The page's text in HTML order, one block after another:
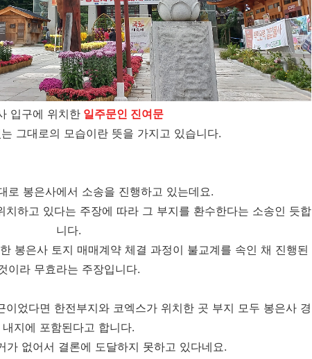
입구에 위치한 일주문인 진여문
그대로의 모습이란 뜻을 가지고 있습니다.
로 봉은사에서 소송을 진행하고 있는데요.
치하고 있다는 주장에 따라 그 부지를 환수한다는 소송인 듯합
니다.
봉은사 토지 매매계약 체결 과정이 불교계를 속인 채 진행된
이라 무효라는 주장입니다.
었다면 한전부지와 코엑스가 위치한 곳 부지 모두 봉은사 경
내지에 포함된다고 합니다.
가 없어서 결론에 도달하지 못하고 있다네요.